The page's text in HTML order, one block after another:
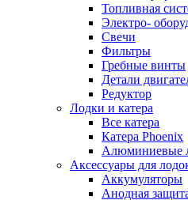
Топливная
Электро-
Свечи
Фильтры
Гребные винты
Детали
Редуктор
Лодки и катера
Все катера
Катера Phoenix
Алюминиевые
Аксессуары для
Аккумуляторы
Анодная